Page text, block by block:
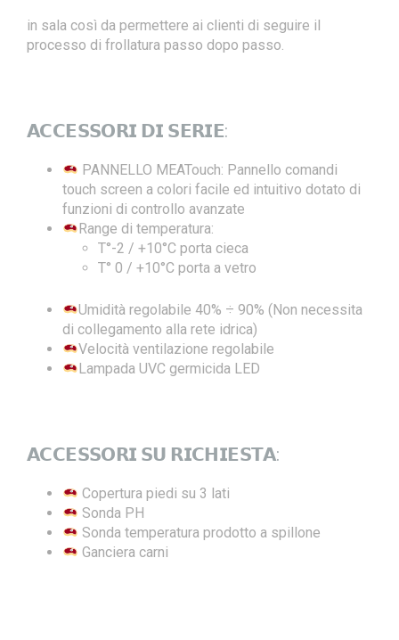
in sala così da permettere ai clienti di seguire il
processo di frollatura passo dopo passo.
𝗔𝗖𝗖𝗘𝗦𝗦𝗢𝗥𝗜 𝗗𝗜 𝗦𝗘𝗥𝗜𝗘:
PANNELLO MEATouch: Pannello comandi
touch screen a colori facile ed intuitivo dotato di
funzioni di controllo avanzate
Range di temperatura:
T°-2 / +10°C porta cieca
T° 0 / +10°C porta a vetro
Umidità regolabile 40% ÷ 90% (Non necessita
di collegamento alla rete idrica)
Velocità ventilazione regolabile
Lampada UVC germicida LED
𝗔𝗖𝗖𝗘𝗦𝗦𝗢𝗥𝗜 𝗦𝗨 𝗥𝗜𝗖𝗛𝗜𝗘𝗦𝗧𝗔:
Copertura piedi su 3 lati
Sonda PH
Sonda temperatura prodotto a spillone
Ganciera carni